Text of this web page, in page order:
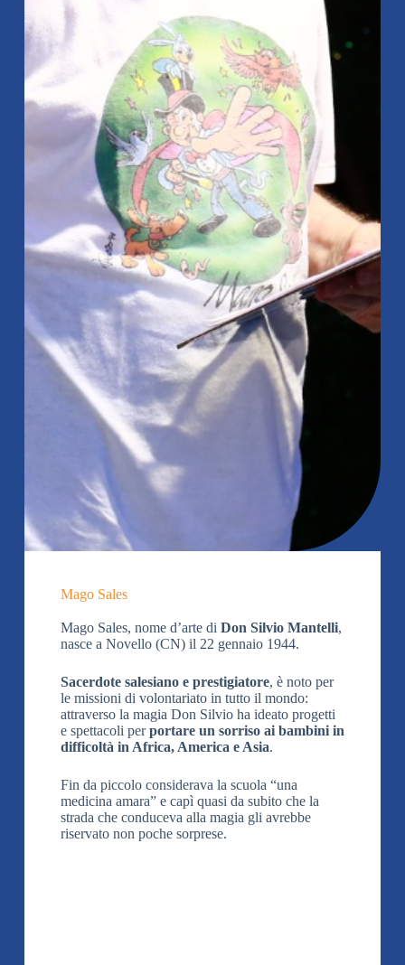
Mago Sales
Mago Sales, nome d’arte di Don Silvio Mantelli,
nasce a Novello (CN) il 22 gennaio 1944.
Sacerdote salesiano e prestigiatore, è noto per
le missioni di volontariato in tutto il mondo:
attraverso la magia Don Silvio ha ideato progetti
e spettacoli perportare un sorriso ai bambini in
difficoltà in Africa, America e Asia.
Fin da piccolo considerava la scuola “una
medicina amara” e capì quasi da subito che la
strada che conduceva alla magia gli avrebbe
riservato non poche sorprese.